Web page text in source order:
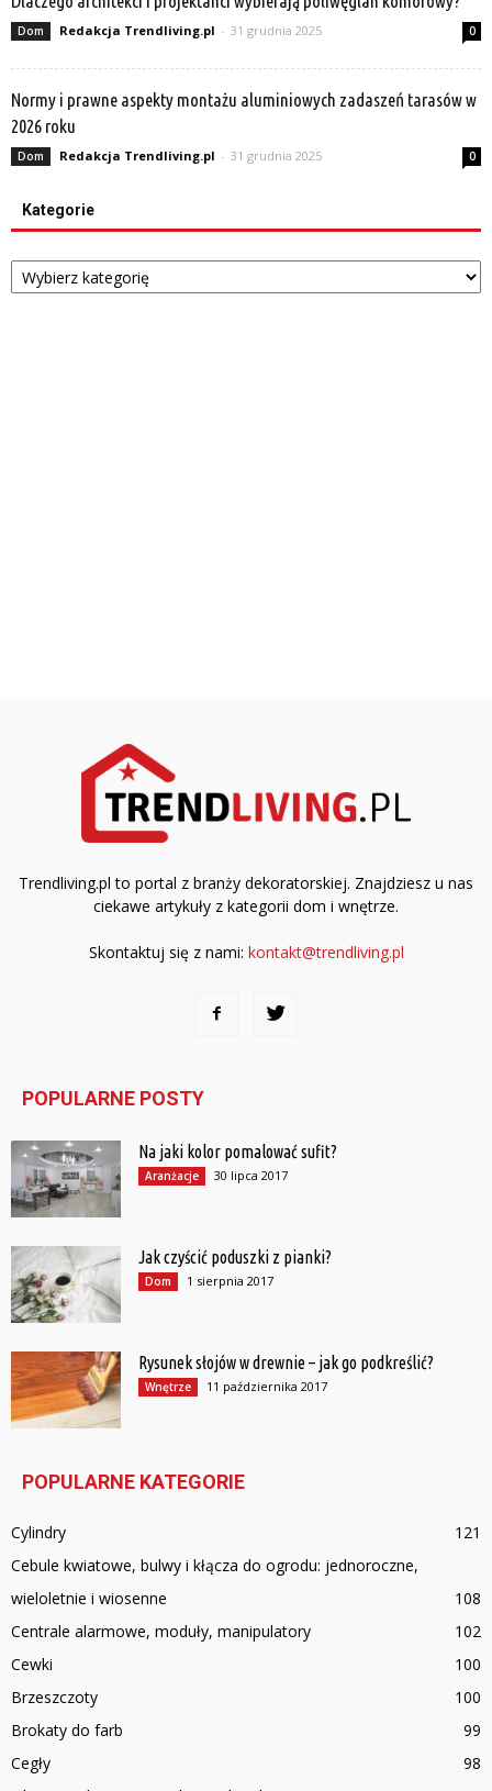
Dom Redakcja Trendliving.pl - 31 grudnia 2025 0
Normy i prawne aspekty montażu aluminiowych zadaszeń tarasów w
2026 roku
Dom Redakcja Trendliving.pl - 31 grudnia 2025 0
Kategorie
Kategorie
Trendliving.pl to portal z branży dekoratorskiej. Znajdziesz u nas
ciekawe artykuły z kategorii dom i wnętrze.
Skontaktuj się z nami: kontakt@trendliving.pl
POPULARNE POSTY
Na jaki kolor pomalować sufit?
Aranżacje 30 lipca 2017
Jak czyścić poduszki z pianki?
Dom 1 sierpnia 2017
Rysunek słojów w drewnie – jak go podkreślić?
Wnętrze 11 października 2017
POPULARNE KATEGORIE
Cylindry
121
Cebule kwiatowe, bulwy i kłącza do ogrodu: jednoroczne,
wieloletnie i wiosenne
108
Centrale alarmowe, moduły, manipulatory
102
Cewki
100
Brzeszczoty
100
Brokaty do farb
99
Cegły
98